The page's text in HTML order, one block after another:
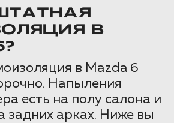
В
в Mazda 6
Напыления
есть на полу салона и
задних арках. Ниже вы